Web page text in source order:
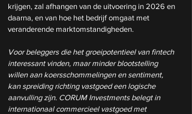
krijgen, zal afhangen van de uitvoering in 2026 en
daarna, en van hoe het bedrijf omgaat met
veranderende marktomstandigheden.
Voor beleggers die het groeipotentieel van fintech
interessant vinden, maar minder blootstelling
willen aan koersschommelingen en sentiment,
kan spreiding richting vastgoed een logische
aanvulling zijn. CORUM Investments belegt in
internationaal commercieel vastgoed met